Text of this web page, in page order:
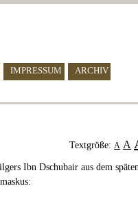
IMPRESSUM ARCHIV
Textgröße: A A
Ibn Dschubair aus dem